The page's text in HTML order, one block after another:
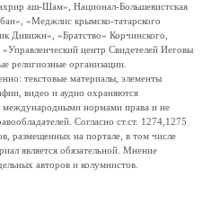
аш-Шам», Национал-Большевистская
«Меджлис крымско-татарского
Дивижн», «Братство» Корчинского,
центр Свидетелей Иеговы
религиозные организации.
текстовые материалы, элементы
видео и аудио охраняются
международными нормами права и не
Согласно ст.ст. 1274,1275
размещенных на портале, в том числе
является обязательной. Мнение
авторов и колумнистов.